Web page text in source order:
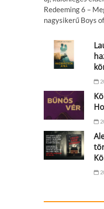
Redeeming 6 –
nagysikerű Boys